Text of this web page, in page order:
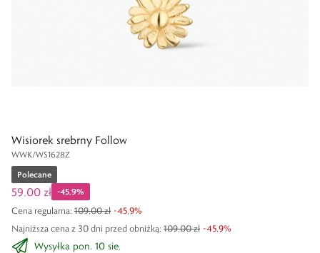
Wisiorek srebrny Follow
WWK/WS1628Z
Polecane
59,00 zł -45,9%
Najniższa cena z 30 dni przed obniżką: 109,00 zł -45,9%
Cena regularna: 109,00 zł -45,9%
Wysyłka pon. 10 sie.